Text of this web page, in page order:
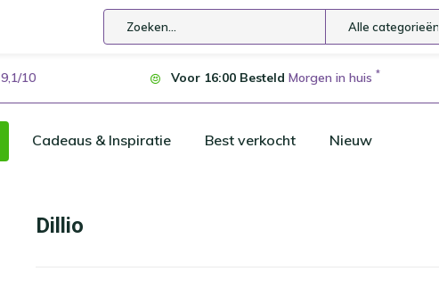
Alle categorieën
9,1/10 Voor 16:00 Besteld Morgen in huis *
Cadeaus & Inspiratie Best verkocht Nieuw
Dillio